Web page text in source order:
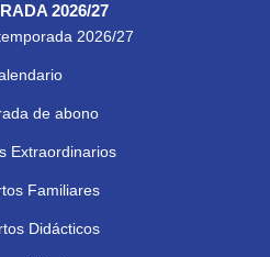
2026/27
2026/27
de abono
Extraordinarios
Familiares
Didácticos